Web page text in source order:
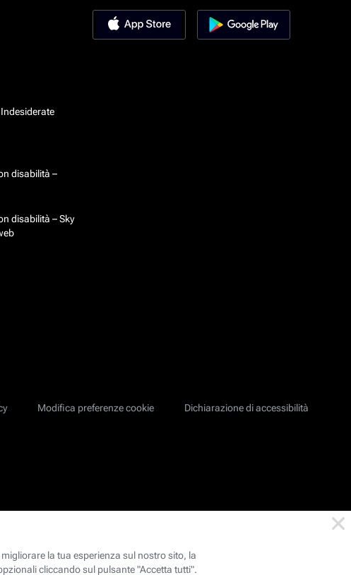
disabilità –
disabilità – Sky
Modifica preferenze cookie Dichiarazione di accessibilità